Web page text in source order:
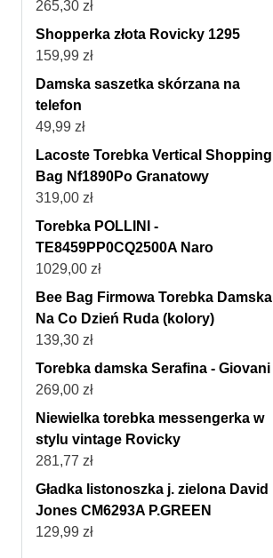
265,30 zł
Shopperka złota Rovicky 1295
159,99 zł
Damska saszetka skórzana na
telefon
49,99 zł
Lacoste Torebka Vertical Shopping
Bag Nf1890Po Granatowy
319,00 zł
Torebka POLLINI -
TE8459PP0CQ2500A Naro
1029,00 zł
Bee Bag Firmowa Torebka Damska
Na Co Dzień Ruda (kolory)
139,30 zł
Torebka damska Serafina - Giovani
269,00 zł
Niewielka torebka messengerka w
stylu vintage Rovicky
281,77 zł
Gładka listonoszka j. zielona David
Jones CM6293A P.GREEN
129,99 zł